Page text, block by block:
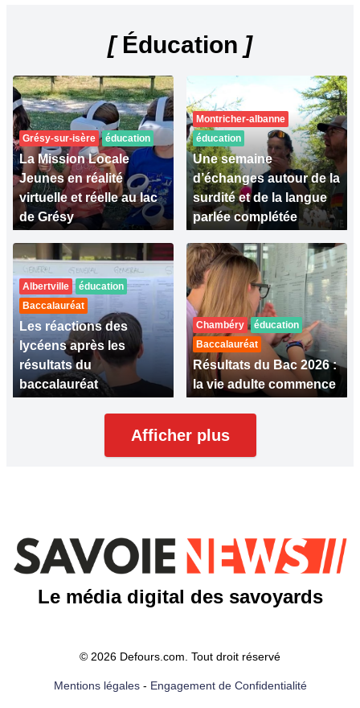
[Éducation ]
Grésy-sur-isère éducation
La Mission Locale
Jeunes en réalité
virtuelle et réelle au lac
de Grésy
Montricher-albanne
éducation
Une semaine
d’échanges autour de la
surdité et de la langue
parlée complétée
Albertville
éducation
Baccalauréat
Les réactions des
lycéens après les
résultats du
baccalauréat
Chambéry
éducation
Baccalauréat
Résultats du Bac 2026 :
la vie adulte commence
Afficher plus
Le média digital des savoyards
© 2026 Defours.com. Tout droit réservé
Mentions légales- Engagement de Confidentialité